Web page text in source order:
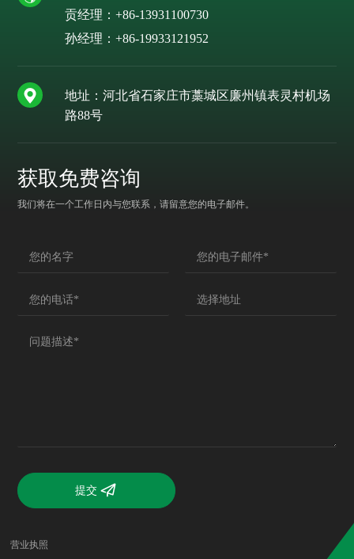
贡经理：+86-13931100730
孙经理：+86-19933121952
地址：河北省石家庄市藁城区廉州镇表灵村机场
路88号
获取免费咨询
我们将在一个工作日内与您联系，请留意您的电子邮件。
提交
营业执照